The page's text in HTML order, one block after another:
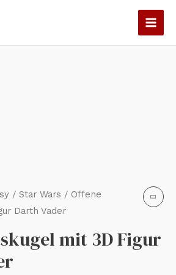
/ Star Wars / Offene
Darth Vader
mit 3D Figur